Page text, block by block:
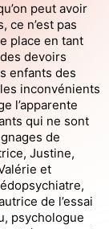
peut avoir
ce n’est pas
place en tant
devoirs
enfants des
inconvénients
l’apparente
qui ne sont
de
Justine,
et
de l’essai
psychologue